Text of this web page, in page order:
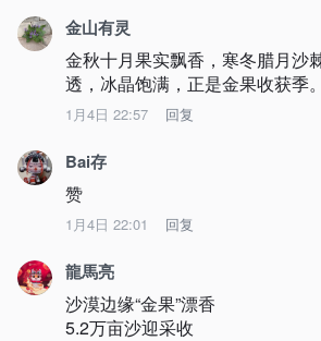
金山有灵
金秋十月果实飘香，寒冬腊月沙
透，冰晶饱满，正是金果收获季。
1月4日 22:57 回复
Bai存
赞
1月4日 22:01 回复
龍馬亮
沙漠边缘“金果”漂香
5.2万亩沙迎采收